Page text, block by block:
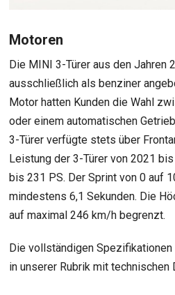
Motoren
Die MINI 3-Türer aus den Jahren
ausschließlich als benziner
Motor hatten Kunden die Wahl
oder einem automatischen
3-Türer verfügte stets über
Leistung der 3-Türer von 2021
bis 231 PS. Der Sprint von 0 auf
mindestens 6,1 Sekunden. Die
auf maximal 246 km/h begrenzt.
Die vollständigen
in unserer Rubrik mit technischen